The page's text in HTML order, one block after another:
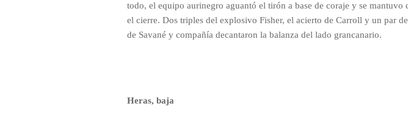
todo, el equipo aurinegro aguantó el tirón a base de coraje y se mantuvo
el cierre. Dos triples del explosivo Fisher, el acierto de Carroll y un par
de Savané y compañía decantaron la balanza del lado grancanario.
Heras, baja